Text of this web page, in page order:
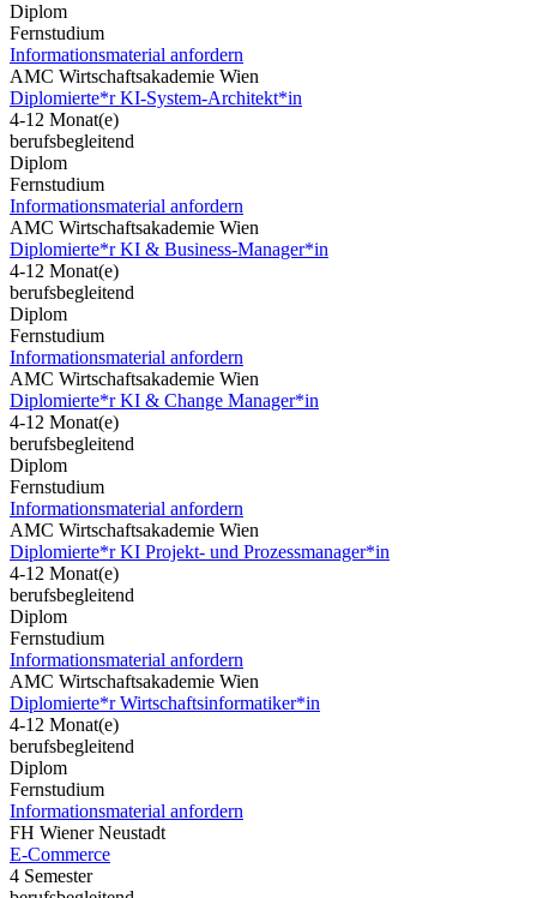
Diplom
Fernstudium
Informationsmaterial anfordern
AMC Wirtschaftsakademie Wien
Diplomierte*r KI-System-Architekt*in
4-12 Monat(e)
berufsbegleitend
Diplom
Fernstudium
Informationsmaterial anfordern
AMC Wirtschaftsakademie Wien
Diplomierte*r KI & Business-Manager*in
4-12 Monat(e)
berufsbegleitend
Diplom
Fernstudium
Informationsmaterial anfordern
AMC Wirtschaftsakademie Wien
Diplomierte*r KI & Change Manager*in
4-12 Monat(e)
berufsbegleitend
Diplom
Fernstudium
Informationsmaterial anfordern
AMC Wirtschaftsakademie Wien
Diplomierte*r KI Projekt- und Prozessmanager*in
4-12 Monat(e)
berufsbegleitend
Diplom
Fernstudium
Informationsmaterial anfordern
AMC Wirtschaftsakademie Wien
Diplomierte*r Wirtschaftsinformatiker*in
4-12 Monat(e)
berufsbegleitend
Diplom
Fernstudium
Informationsmaterial anfordern
FH Wiener Neustadt
E-Commerce
4 Semester